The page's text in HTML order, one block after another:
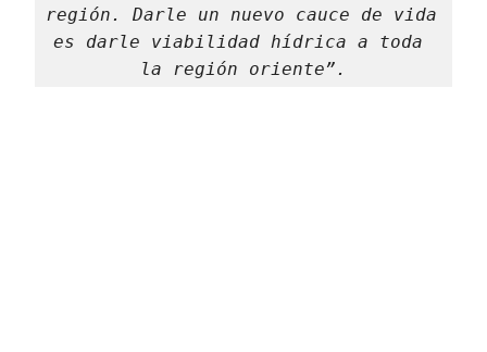
región. Darle un nuevo cauce de vida
es darle viabilidad hídrica a toda
la región oriente”.